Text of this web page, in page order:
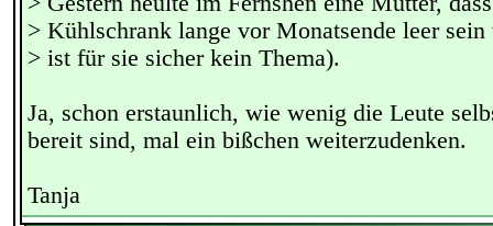
> Kühlschrank lange vor Monatsende leer
> ist für sie sicher kein Thema).
Ja, schon erstaunlich, wie wenig die Leute
bereit sind, mal ein bißchen weiterzudenken.
Tanja